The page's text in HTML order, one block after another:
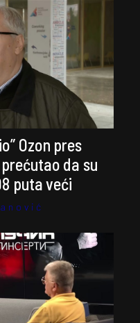
Ozon pres
da su
puta veći